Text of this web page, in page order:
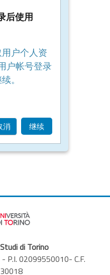
后使用
户个人资
户帐号登录
。
消 继续
di Torino
P.I. 02099550010- C.F.